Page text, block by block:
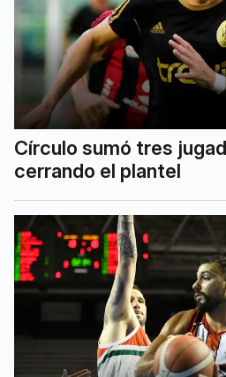
Círculo sumó tres
cerrando el plantel